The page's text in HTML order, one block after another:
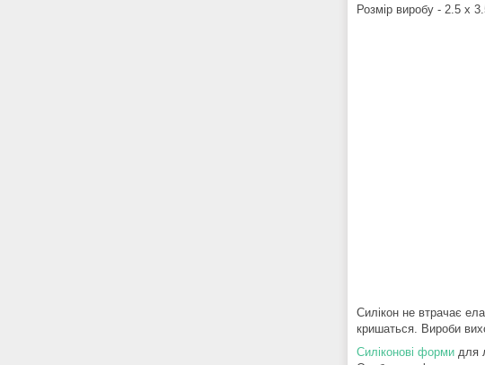
Розмір виробу - 2.5 х
Силікон не втрачає
кришаться. Вироби
Силіконові форми для